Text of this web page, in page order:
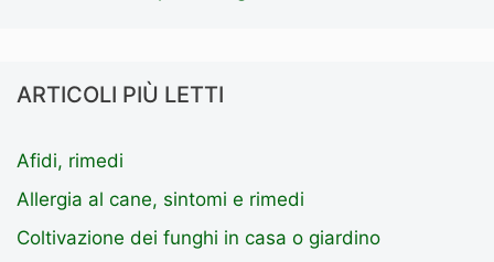
ARTICOLI PIÙ LETTI
Afidi, rimedi
Allergia al cane, sintomi e rimedi
Coltivazione dei funghi in casa o giardino